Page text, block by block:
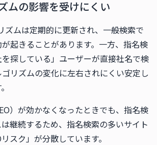
ムの影響を受けにくい
ズムは定期的に更新され、一般検索で
起きることがあります。一方、指名検
探している」ユーザーが直接社名で検
リズムの変化に左右されにくい安定し
）が効かなくなったときでも、指名検
継続するため、指名検索の多いサイト
スク」が分散しています。